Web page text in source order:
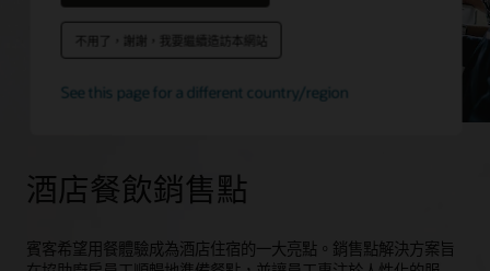
不用了，謝謝，我要繼續造訪本網站
See this page for a different country/region
酒店餐飲銷售點
賓客希望用餐體驗成為酒店住宿的一大亮點。銷售點解決方案旨